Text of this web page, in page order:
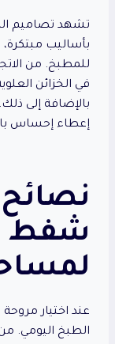
تشهد تصاميم
بأساليب
للمطبخ. من
في الخزائن
بالإضافة إلى
إعطاء إحساس
نصائح
شفط
عند اختيار
الطبخ اليومي. من